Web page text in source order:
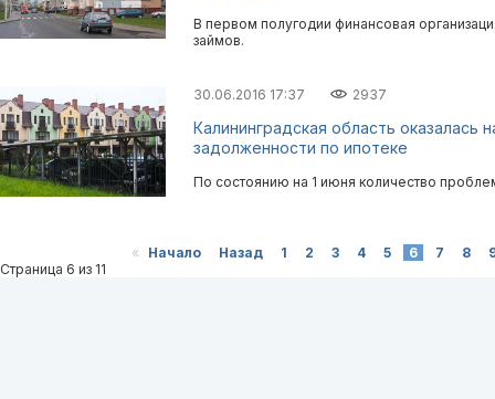
В первом полугодии финансовая
займов.
30.06.2016 17:37 2937
Калининградская область
задолженности по ипотеке
По состоянию на 1 июня количество
« Начало Назад 1 2 3 4 5 6 7 8
Страница 6 из 11